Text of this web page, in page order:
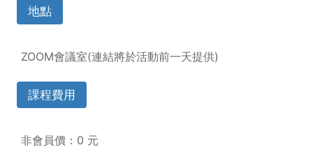
地點
ZOOM會議室(連結將於活動前一天提供)
課程費用
非會員價：0 元